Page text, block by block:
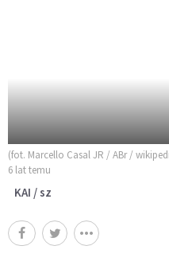
(fot. Marcello Casal JR / ABr /
6 lat temu
KAI / sz